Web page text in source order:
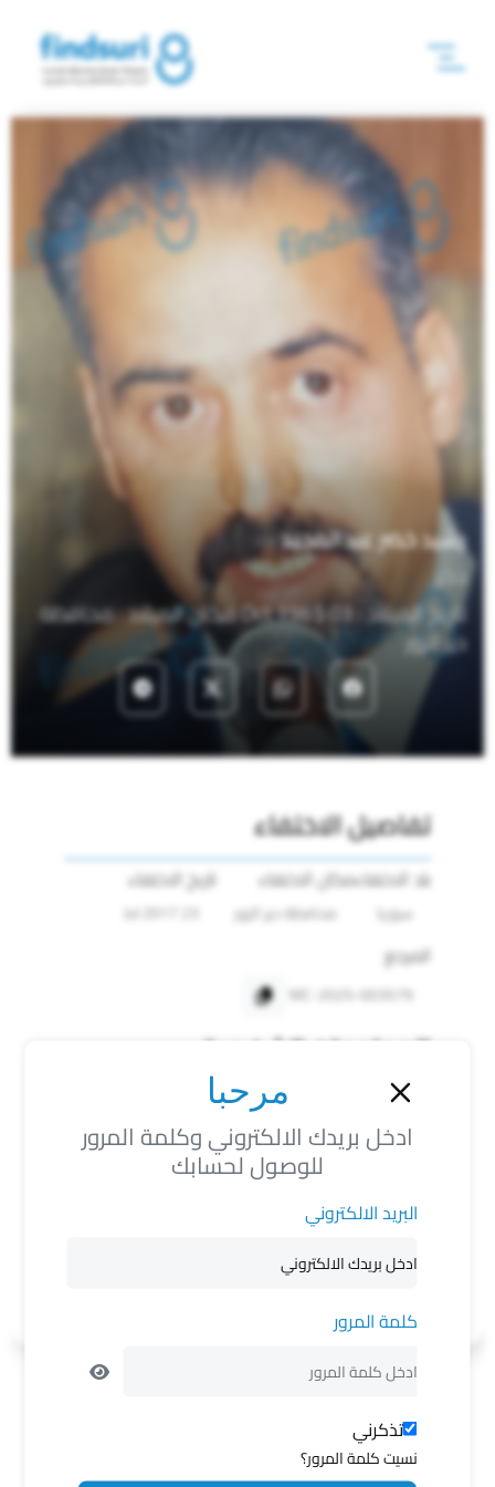
مرحبا
ادخل بريدك الالكتروني وكلمة المرور
للوصول لحسابك
البريد الالكتروني
كلمة المرور
تذكرني
نسيت كلمة المرور؟
رشيد خضر عبدالمجيد
ذكر
تاريخ الميلاد : 03 Oct 1965 مكان الميلاد : محافظة
دير الزور
تفاصيل الاختفاء
بلد الاختفاء
سوريا
مكان الاختفاء
محافظة دير الزور
تاريخ الاختفاء
المرجع
MC-2025-003579
المعلومات الشخصية
اخر موقع متواجد فيه ديرالزور حي الثورة
لون الشعر لون العينلون البشرة
متوسط
العلامات المميزة
لايوجد